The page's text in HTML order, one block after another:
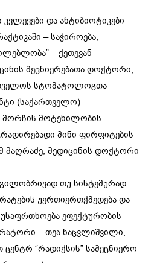
და ანტიბიოტიკები
– საჭიროება,
– ქეთევან
მეცნიერებათა დოქტორი,
სტომატოლოგთა
(საქართველო)
მორჩის მოტეხილობის
მინი ფირფიტების
მაღრაძე, მედიცინის დოქტორი
თუ სისტემურად
უერთიერთქმედება და
ეფექტურობის
– თეა ნაცვლიშვილი,
“რადიქსის” სამეცნიერო